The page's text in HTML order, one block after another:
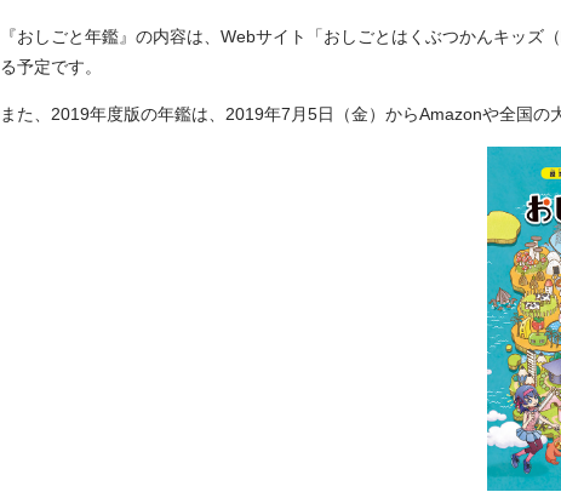
『おしごと年鑑』の内容は、Webサイト「おしごとはくぶつかんキッ
る予定です。
また、2019年度版の年鑑は、2019年7月5日（金）からAmazonや全国の